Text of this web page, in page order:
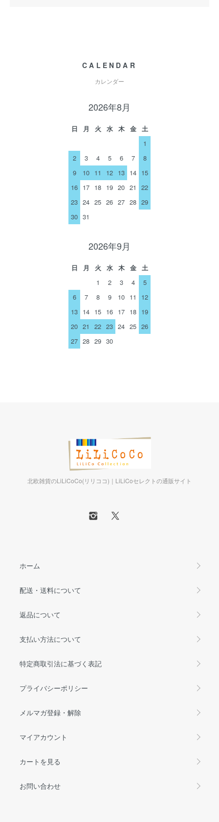
CALENDAR
カレンダー
2026年8月
日 月 火 水 木 金
土
1
2
3 4 5 6 7
8
9
10 11 12 13 14 15
16 17 18 19 20 21
22
23 24 25 26 27 28 29
30 31
2026年9月
日 月 火 水 木 金
土
1
2 3 4
5
6
7 8 9 10 11
12
13 14 15 16 17 18 19
20 21 22 23 24 25 26
27 28 29 30
北欧雑貨のLiLiCoCo(リリココ)｜LiLiCoセレクトの通販サイト
ホーム
配送・送料について
返品について
支払い方法について
特定商取引法に基づく表記
プライバシーポリシー
メルマガ登録・解除
マイアカウント
カートを見る
お問い合わせ